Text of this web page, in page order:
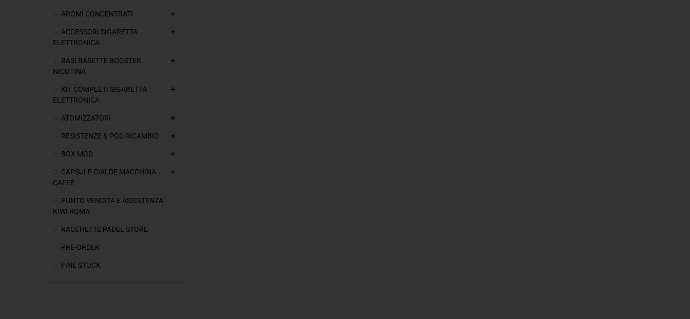
AROMI CONCENTRATI add
ACCESSORI SIGARETTA
ELETTRONICA
add
BASI BASETTE BOOSTER
NICOTINA
add
KIT COMPLETI SIGARETTA
ELETTRONICA
add
ATOMIZZATORI add
RESISTENZE & POD RICAMBIO add
BOX MOD add
CAPSULE CIALDE MACCHINA
CAFFÈ
add
PUNTO VENDITA E ASSISTENZA
KIWI ROMA
RACCHETTE PADEL STORE
PRE-ORDER
FINE STOCK